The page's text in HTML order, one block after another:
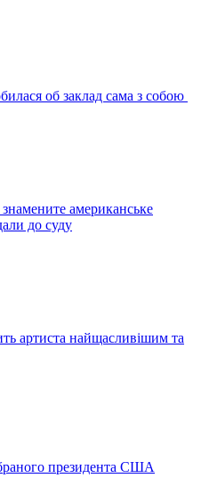
об заклад сама з собою
американське
до суду
артиста найщасливішим та
президента США